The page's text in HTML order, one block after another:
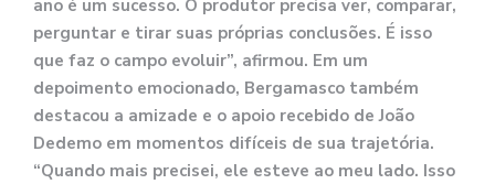
ano é um sucesso. O produtor precisa ver, comparar,
perguntar e tirar suas próprias conclusões. É isso
que faz o campo evoluir”, afirmou. Em um
depoimento emocionado, Bergamasco também
destacou a amizade e o apoio recebido de João
Dedemo em momentos difíceis de sua trajetória.
“Quando mais precisei, ele esteve ao meu lado. Isso